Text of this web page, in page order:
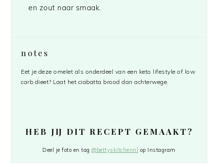
en zout naar smaak.
notes
Eet je deze omelet als onderdeel van een keto lifestyle of low
carb dieet? Laat het ciabatta brood dan achterwege.
HEB JIJ DIT RECEPT GEMAAKT?
Deel je foto en tag@bettyskitchennl op Instagram